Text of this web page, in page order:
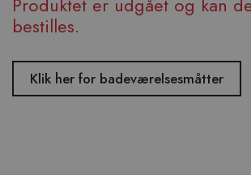
bestilles.
Klik her for badeværelsesmåtter